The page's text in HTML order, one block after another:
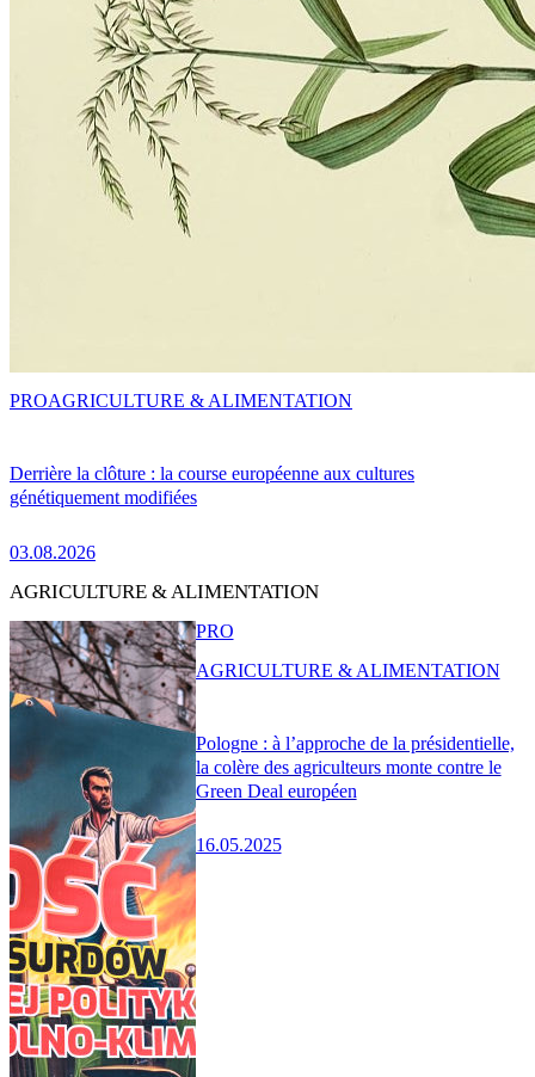
Derrière la clôture : la course européenne aux cultures
génétiquement modifiées
03.08.2026
PROAGRICULTURE & ALIMENTATION
AGRICULTURE & ALIMENTATION
Pologne : à l’approche de la présidentielle,
la colère des agriculteurs monte contre le
Green Deal européen
16.05.2025
PRO
AGRICULTURE & ALIMENTATION